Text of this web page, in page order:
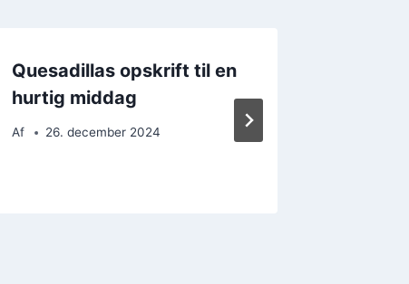
Quesadillas opskrift til en
hurtig middag
Af 26. december 2024